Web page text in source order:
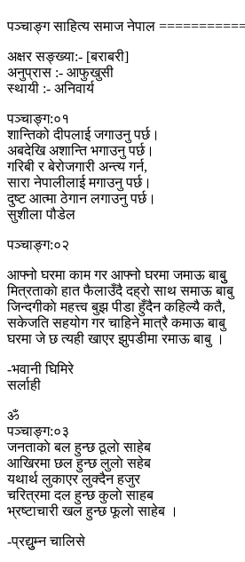
पञ्चाङ्ग साहित्य समाज नेपाल
अक्षर सङ्ख्या:- [बराबरी]
अनुप्रास :- आफुखुसी
स्थायी :- अनिवार्य
पञ्चाङ्ग:०१
शान्तिको दीपलाई जगाउनु पर्छ।
अबदेखि अशान्ति भगाउनु पर्छ।
गरिबी र बेरोजगारी अन्त्य गर्न,
सारा नेपालीलाई मगाउनु पर्छ।
दुष्ट आत्मा ठेगान लगाउनु पर्छ।
सुशीला पौडेल
पञ्चाङ्ग:०२
आफ्नो घरमा काम गर आफ्नो घरमा जमाऊ बाबुु
मित्रताकाे हात फैलाउँदै दह्रो साथ समाऊ बाबु
जिन्दगीकाे महत्त्व बुझ पीडा हुँदैन कहिल्यै कतै,
सकेजति सहयोग गर चाहिने मात्रै कमाऊ बाबु
घरमा जे छ त्यही खाएर झुपडीमा रमाऊ बाबु ।
-भवानी घिमिरे
सर्लाही
ॐ
पञ्चाङ्ग:०३
जनताकाे बल हुन्छ ठूलाे साहेब
आखिरमा छल हुन्छ लुलाे सहेब
यथार्थ लुकाएर लुक्दैन हजुर
चरित्रमा दल हुन्छ कुलाे साहब
भ्रष्टाचारी खल हुन्छ फूलाे साहेब ।
-प्रद्युुम्न चालिसे